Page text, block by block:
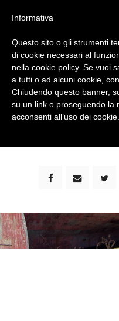
bimbi e viaggi - family
Informativa
Questo sito o gli strumenti
di cookie necessari al
nella cookie policy. Se vuoi
a tutti o ad alcuni cookie,
Chiudendo questo banner,
su un link o proseguendo la
acconsenti all’uso dei cookie.